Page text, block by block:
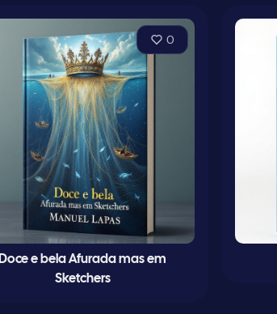
0
Doce e bela Afurada mas em
Sketchers